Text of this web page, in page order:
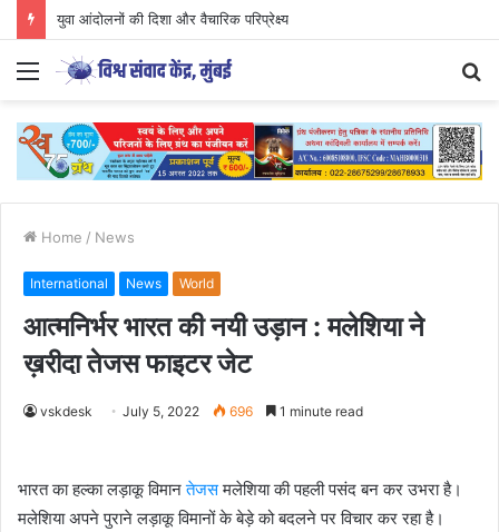
युवा आंदोलनों की दिशा और वैचारिक परिप्रेक्ष्य
Menu
Home / News
International News World
आत्मनिर्भर भारत की नयी उड़ान : मलेशिया ने
ख़रीदा तेजस फाइटर जेट
vskdesk July 5, 2022 696 1 minute read
भारत का हल्का लड़ाकू विमानतेजसमलेशिया की पहली पसंद बन कर उभरा है।
मलेशिया अपने पुराने लड़ाकू विमानों के बेड़े को बदलने पर विचार कर रहा है।